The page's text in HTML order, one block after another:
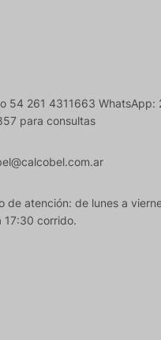
54 261 4311663 WhatsApp:
para consultas
de atención: de lunes a
17:30 corrido.